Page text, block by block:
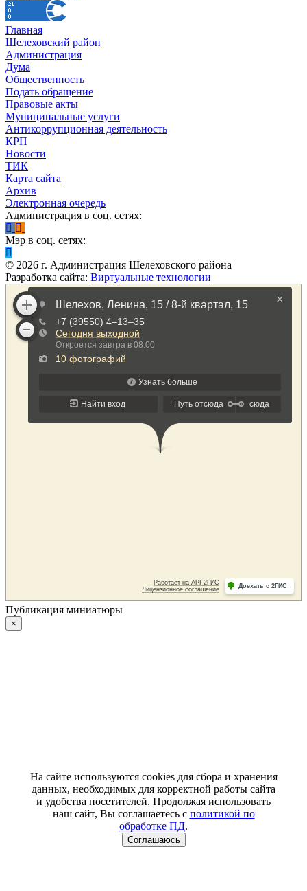
Главная
Шелеховский район
Администрация
Дума
Общественность
Подать обращение
Правовые акты
Муниципальные услуги
Антикоррупционная деятельность
КРП
Новости
ТИК
Карта сайта
Архив
Электронная очередь
Администрация в соц. сетях:
Мэр в соц. сетях:
© 2026 г. Администрация Шелеховского района
Разработка сайта: Виртуальные технологии
Публикация миниатюры
×
На сайте используются cookies для сбора и хранения
данных, необходимых для корректной работы сайта
и удобства посетителей. Продолжая использовать
наш сайт, Вы соглашаетесь с политикой по
обработке ПД.
Соглашаюсь